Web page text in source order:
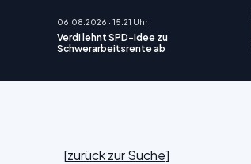
06.08.2026 · 15:21 Uhr
Verdi lehnt SPD-Idee zu
Schwerarbeitsrente ab
[zurück zur Suche]